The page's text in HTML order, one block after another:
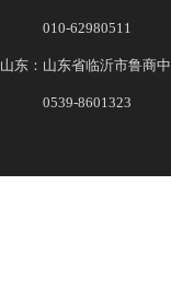
010-62980511
山东：山东省临沂市鲁商
0539-8601323